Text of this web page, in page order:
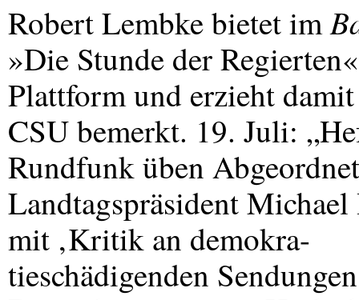
Robert Lembke bietet im
»Die Stunde der
Plattform und erzieht
CSUbemerkt. 19. Juli:
Rundfunk üben
Landtagspräsident
mit ‚Kritik an demokra-
tieschädigenden